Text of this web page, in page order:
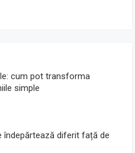
cum pot transforma
simple
îndepărtează diferit față de